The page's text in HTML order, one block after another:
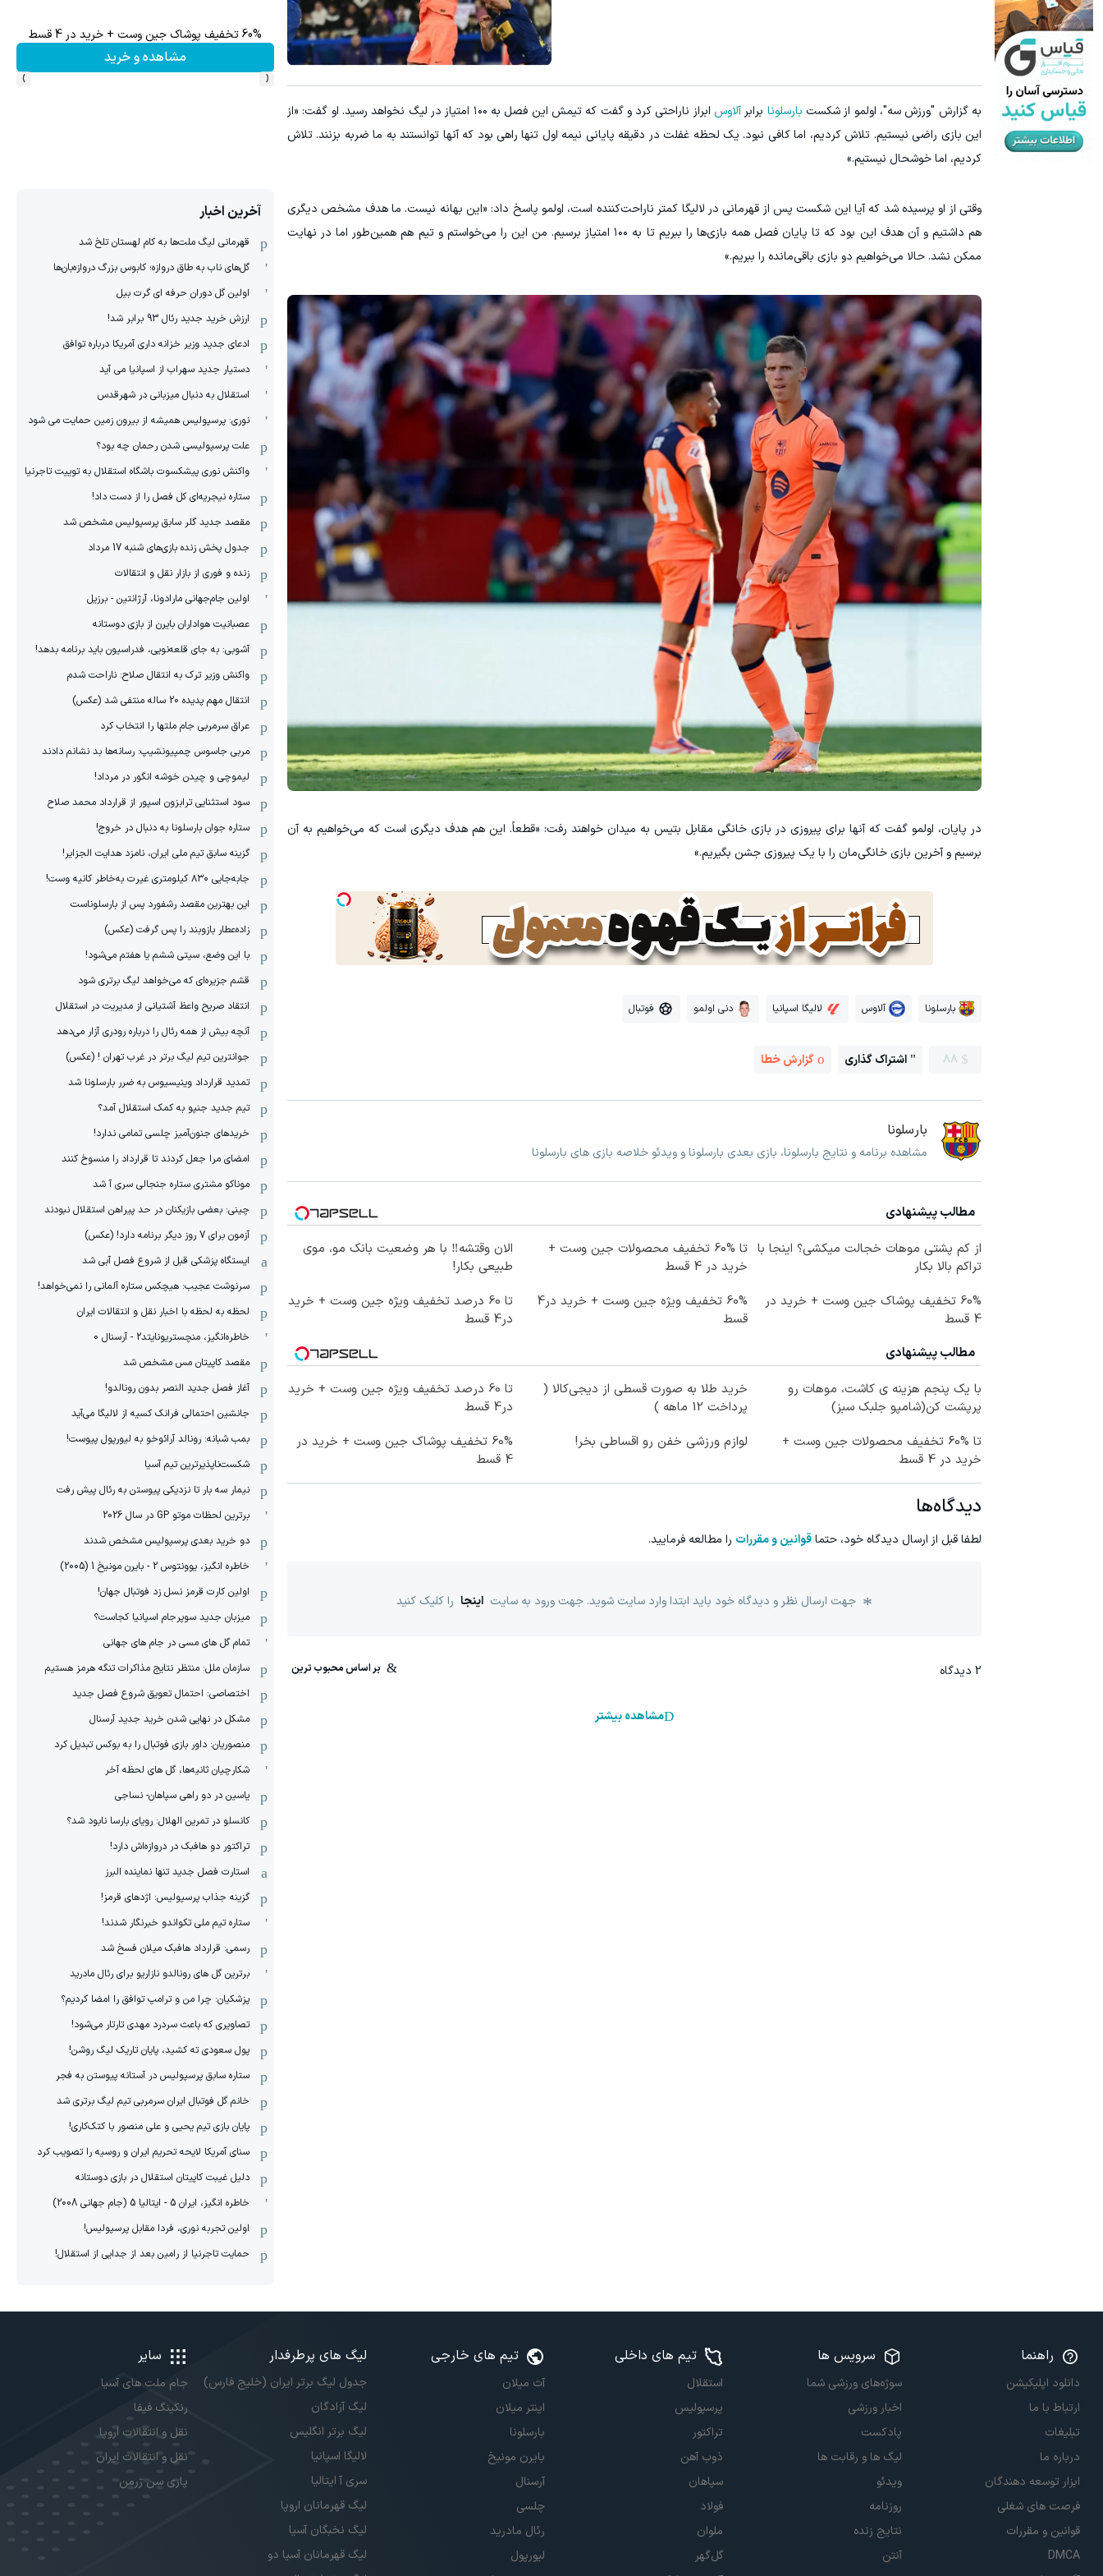
به گزارش "ورزش سه"، اولمو از شکست بارسلونا برابرآلاوس
ابراز ناراحتی کرد و گفت که تیمش این فصل به ۱۰۰ امتیاز در لیگ نخواهد رسید. او گفت: «از
این بازی راضی نیستیم. تلاش کردیم، اما کافی نبود. یک لحظه غفلت در دقیقه پایانی نیمه اول تنها راهی بود که آنها توانستند به ما ضربه بزنند. تلاش
کردیم، اما خوشحال نیستیم.»
وقتی از او پرسیده شد که آیا این شکست پس از قهرمانی در لالیگا کمتر ناراحت‌کننده است، اولمو پاسخ داد: «این بهانه نیست. ما هدف مشخص دیگری
هم داشتیم و آن هدف این بود که تا پایان فصل همه بازی‌ها را ببریم تا به ۱۰۰ امتیاز برسیم. من این را می‌خواستم و تیم هم همین‌طور اما در نهایت
ممکن نشد. حالا می‌خواهیم دو بازی باقی‌مانده را ببریم.»
در پایان، اولمو گفت که آنها برای پیروزی در بازی خانگی مقابل بتیس به میدان خواهند رفت: «قطعاً. این هم هدف دیگری است که می‌خواهیم به آن
برسیم و آخرین بازی خانگی‌مان را با یک پیروزی جشن بگیریم.»
بارسلونا آلاوس لالیگا اسپانیا دنی اولمو فوتبال
88 اشتراک گذاری گزارش خطا
بارسلونا
مشاهده برنامه و نتایج بارسلونا، بازی بعدی بارسلونا و ویدئو خلاصه بازی های بارسلونا
مطالب پیشنهادی
از کم پشتی موهات خجالت میکشی؟ اینجا با
تراکم بالا بکار
تا %60 تخفیف محصولات جین وست +
خرید در 4 قسط
الان وقتشه‼️ با هر وضعیت بانک مو، موی
طبیعی بکار!
60% تخفیف پوشاک جین وست + خرید در
4 قسط
60% تخفیف ویژه جین وست + خرید در4
قسط
تا 60 درصد تخفیف ویژه جین وست + خرید
در4 قسط
مطالب پیشنهادی
با یک پنجم هزینه ی کاشت، موهات رو
پرپشت کن(شامپو جلبک سبز)
خرید طلا به صورت قسطی از دیجی‌کالا (
پرداخت 12 ماهه )
تا 60 درصد تخفیف ویژه جین وست + خرید
در4 قسط
تا %60 تخفیف محصولات جین وست +
خرید در 4 قسط
لوازم ورزشی خفن رو اقساطی بخر!
60% تخفیف پوشاک جین وست + خرید در
4 قسط
دیدگاه‌ها
لطفا قبل از ارسال دیدگاه خود، حتماقوانین و مقررات را مطالعه فرمایید.
جهت ارسال نظر و دیدگاه خود باید ابتدا وارد سایت شوید. جهت ورود به سایت اینجا را کلیک کنید
2 دیدگاه
مشاهده بیشتر
60% تخفیف پوشاک جین وست + خرید در 4 قسط
مشاهده و خرید
‹
›
آخرین اخبار
قهرمانی لیگ ملت‌ها به کام لهستان تلخ شد
گل‌های ناب به طاق دروازه؛ کابوس بزرگ دروازه‌بان‌ها
اولین گل دوران حرفه ای گرت بیل
ارزش خرید جدید رئال 93 برابر شد!
ادعای جدید وزیر خزانه داری آمریکا درباره توافق
دستیار جدید سهراب از اسپانیا می آید
استقلال به دنبال میزبانی در شهرقدس
نوری: پرسپولیس همیشه از بیرون زمین حمایت می شود
علت پرسپولیسی شدن رحمان چه بود؟
واکنش نوری پیشکسوت باشگاه استقلال به توییت تاجرنیا
ستاره نیجریه‌ای کل فصل را از دست داد!
مقصد جدید گلر سابق پرسپولیس مشخص شد
جدول پخش زنده بازی‌های شنبه 17 مرداد
زنده و فوری از بازار نقل و انتقالات
اولین جام‌جهانی مارادونا، آرژانتین - برزیل
عصبانیت هواداران بایرن از بازی دوستانه
آشوبی: به جای قلعه‌نویی، فدراسیون باید برنامه بدهد!
واکنش وزیر ترک به انتقال صلاح: ناراحت شدم
انتقال مهم پدیده 20 ساله منتفی شد (عکس)
عراق سرمربی جام ملتها را انتخاب کرد
مربی جاسوس چمپیونشیپ: رسانه‌ها بد نشانم دادند
لیموچی و چیدن خوشه انگور در مرداد!
سود استثنایی ترابزون اسپور از قرارداد محمد صلاح
ستاره جوان بارسلونا به دنبال در خروج!
گزینه سابق تیم ملی ایران، نامزد هدایت الجزایر!
جابه‌جایی ۸۳۰ کیلومتری غیرت به‌خاطر کانیه وست!
این بهترین مقصد رشفورد پس از بارسلوناست
زاده‌عطار بازوبند را پس گرفت (عکس)
با این وضع، سیتی ششم یا هفتم می‌شود!
قشم جزیره‌ای که می‌خواهد لیگ برتری شود
انتقاد صریح واعظ آشتیانی از مدیریت در استقلال
آنچه بیش از همه رئال را درباره رودری آزار می‌دهد
جوانترین تیم لیگ برتر در غرب تهران ! (عکس)
تمدید قرارداد وینیسیوس به ضرر بارسلونا شد
تیم جدید جنپو به کمک استقلال آمد؟
خریدهای جنون‌آمیز چلسی تمامی ندارد!
امضای مرا جعل کردند تا قرارداد را منسوخ کنند
موناکو مشتری ستاره جنجالی سری آ شد
چینی: بعضی بازیکنان در حد پیراهن استقلال نبودند
آزمون برای 7 روز دیگر برنامه دارد! (عکس)
ایستگاه پزشکی قبل از شروع فصل آبی شد
سرنوشت عجیب: هیچکس ستاره آلمانی را نمی‌خواهد!
لحظه به لحظه با اخبار نقل و انتقالات ایران
خاطره‌انگیز، منچستریونایتد2 - آرسنال 0
مقصد کاپیتان مس مشخص شد
آغاز فصل جدید النصر بدون رونالدو!
جانشین احتمالی فرانک کسیه از لالیگا می‌آید
بمب شبانه: رونالد آرائوخو به لیورپول پیوست!
شکست‌ناپذیرترین تیم آسیا
نیمار سه بار تا نزدیکی پیوستن به رئال پیش رفت
برترین لحظات موتو GP در سال 2026
دو خرید بعدی پرسپولیس مشخص شدند
خاطره انگیز، یوونتوس 2 - بایرن مونیخ 1 (2005)
اولین کارت قرمز نسل زد فوتبال جهان!
میزبان جدید سوپرجام اسپانیا کجاست؟
تمام گل های مسی در جام های جهانی
سازمان ملل: منتظر نتایج مذاکرات تنگه هرمز هستیم
اختصاصی: احتمال تعویق شروع فصل جدید
مشکل در نهایی شدن خرید جدید آرسنال
منصوریان: داور بازی فوتبال را به بوکس تبدیل کرد
شکارچیان ثانیه‌ها، گل های لحظه آخر
یاسین در دو راهی سپاهان- نساجی
کانسلو در تمرین الهلال: رویای بارسا نابود شد؟
تراکتور دو هافبک در دروازه‌اش دارد!
استارت فصل جدید تنها نماینده البرز
گزینه جذاب پرسپولیس: اژدهای قرمز!
ستاره تیم ملی تکواندو خبرنگار شدند!
رسمی: قرارداد هافبک میلان فسخ شد
برترین گل های رونالدو نازاریو برای رئال مادرید
پزشکیان: چرا من و ترامپ توافق را امضا کردیم؟
تصاویری که باعث سردرد مهدی تارتار می‌شود!
پول سعودی ته کشید، پایان تاریک لیگ روشن!
ستاره سابق پرسپولیس در آستانه پیوستن به فجر
خانم گل فوتبال ایران سرمربی تیم لیگ برتری شد
پایان بازی تیم یحیی و علی منصور با کتک‌کاری!
سنای آمریکا لایحه تحریم ایران و روسیه را تصویب کرد
دلیل غیبت کاپیتان استقلال در بازی دوستانه
خاطره انگیز، ایران 5 - ایتالیا 5 (جام جهانی 2008)
اولین تجربه نوری، فردا مقابل پرسپولیس!
حمایت تاجرنیا از رامین بعد از جدایی از استقلال!
راهنما
دانلود اپلیکیشن
ارتباط با ما
تبلیغات
درباره ما
ابزار توسعه دهندگان
فرصت های شغلی
قوانین و مقررات
DMCA
سرویس ها
سوژه‌های ورزشی شما
اخبار ورزشی
پادکست
لیگ ها و رقابت ها
ویدئو
روزنامه
نتایج زنده
آنتن
تیم های داخلی
استقلال
پرسپولیس
تراکتور
ذوب آهن
سپاهان
فولاد
ملوان
گل‌گهر
تیم های خارجی
آث میلان
اینتر میلان
بارسلونا
بایرن مونیخ
آرسنال
چلسی
رئال مادرید
لیورپول
لیگ های پرطرفدار
جدول لیگ برتر ایران (خلیج فارس)
لیگ آزادگان
لیگ برتر انگلیس
لالیگا اسپانیا
سری آ ایتالیا
لیگ قهرمانان اروپا
لیگ نخبگان آسیا
لیگ قهرمانان آسیا دو
سایر
جام ملت های آسیا
رنکینگ فیفا
نقل و انتقالات اروپا
نقل و انتقالات ایران
پاری سن ژرمن